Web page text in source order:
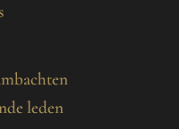
leden